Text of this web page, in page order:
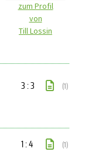
zum Profil
von
Till Lossin
3 : 3 (1)
1 : 4 (1)